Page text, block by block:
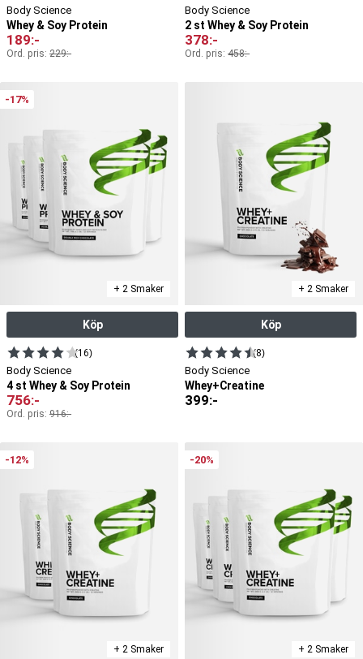
Body Science
Whey & Soy Protein
189:-
Ord. pris: 229:-
Body Science
2 st Whey & Soy Protein
378:-
Ord. pris: 458:-
-17%
+ 2 Smaker
Köp
(16)
Body Science
4 st Whey & Soy Protein
756:-
Ord. pris: 916:-
+ 2 Smaker
Köp
(8)
Body Science
Whey+Creatine
399:-
-12%
+ 2 Smaker
-20%
+ 2 Smaker